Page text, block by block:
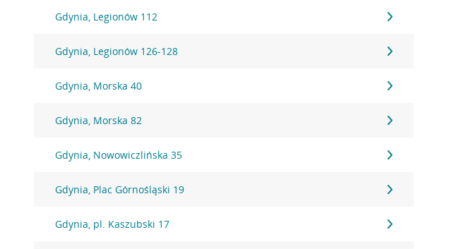
Gdynia, Legionów 112
Gdynia, Legionów 126-128
Gdynia, Morska 40
Gdynia, Morska 82
Gdynia, Nowowiczlińska 35
Gdynia, Plac Górnośląski 19
Gdynia, pl. Kaszubski 17